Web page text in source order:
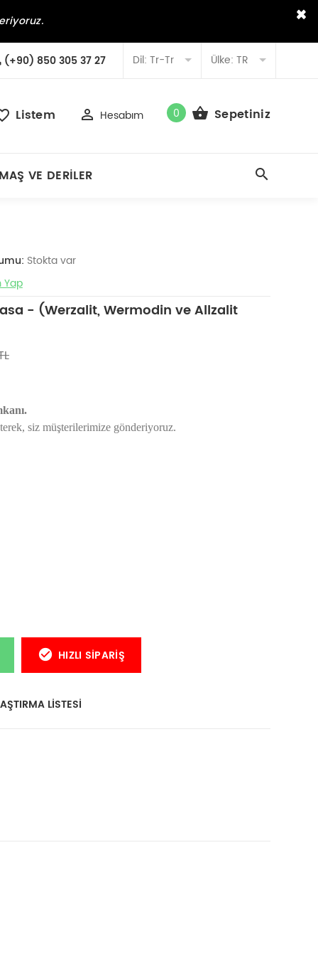
×
(+90) 850 305 37 27 Dil: Tr-Tr Ülke: TR
Listem Hesabım 0 Sepetiniz
VE DERILER
Stokta var
Yap
- (Werzalit, Wermodin ve Allzalit
siz müşterilerimize gönderiyoruz.
HIZLI SIPARIŞ
LISTESI